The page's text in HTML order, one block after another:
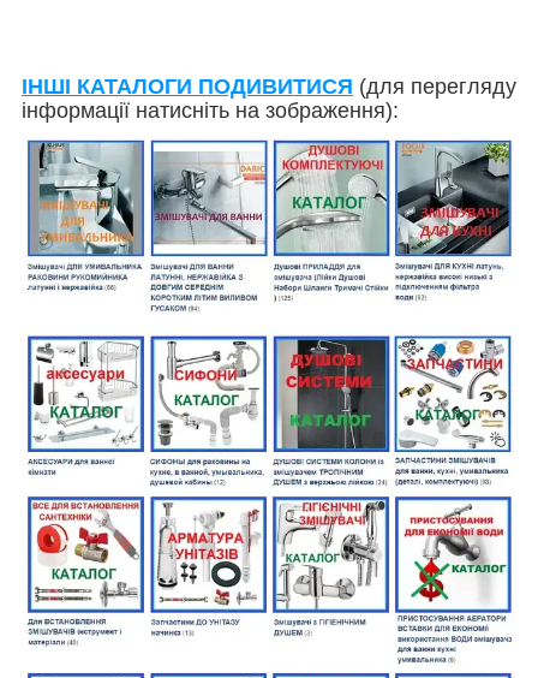
ІНШІ КАТАЛОГИ ПОДИВИТИСЯ (для перегляду
інформації натисніть на зображення):